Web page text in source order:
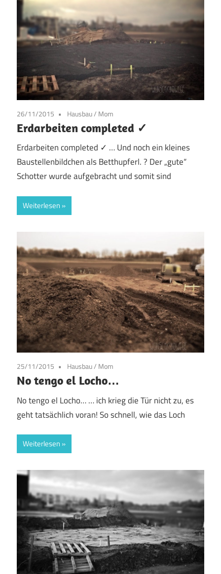
26/11/2015 Hausbau/ Mom
Erdarbeiten completed ✓
Erdarbeiten completed ✓ … Und noch ein kleines
Baustellenbildchen als Betthupferl. ? Der „gute“
Schotter wurde aufgebracht und somit sind
Weiterlesen
25/11/2015 Hausbau/ Mom
No tengo el Locho…
No tengo el Locho… … ich krieg die Tür nicht zu, es
geht tatsächlich voran! So schnell, wie das Loch
Weiterlesen